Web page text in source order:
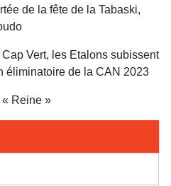
de la fête de la Tabaski,
Cap Vert, les Etalons subissent
éliminatoire de la CAN 2023
« Reine »